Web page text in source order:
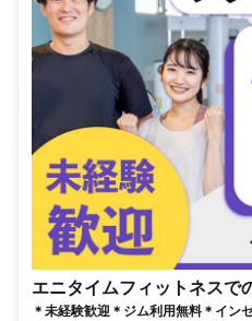
エニタイムフィットネスで
＊未経験歓迎＊ジム利用無料＊イン